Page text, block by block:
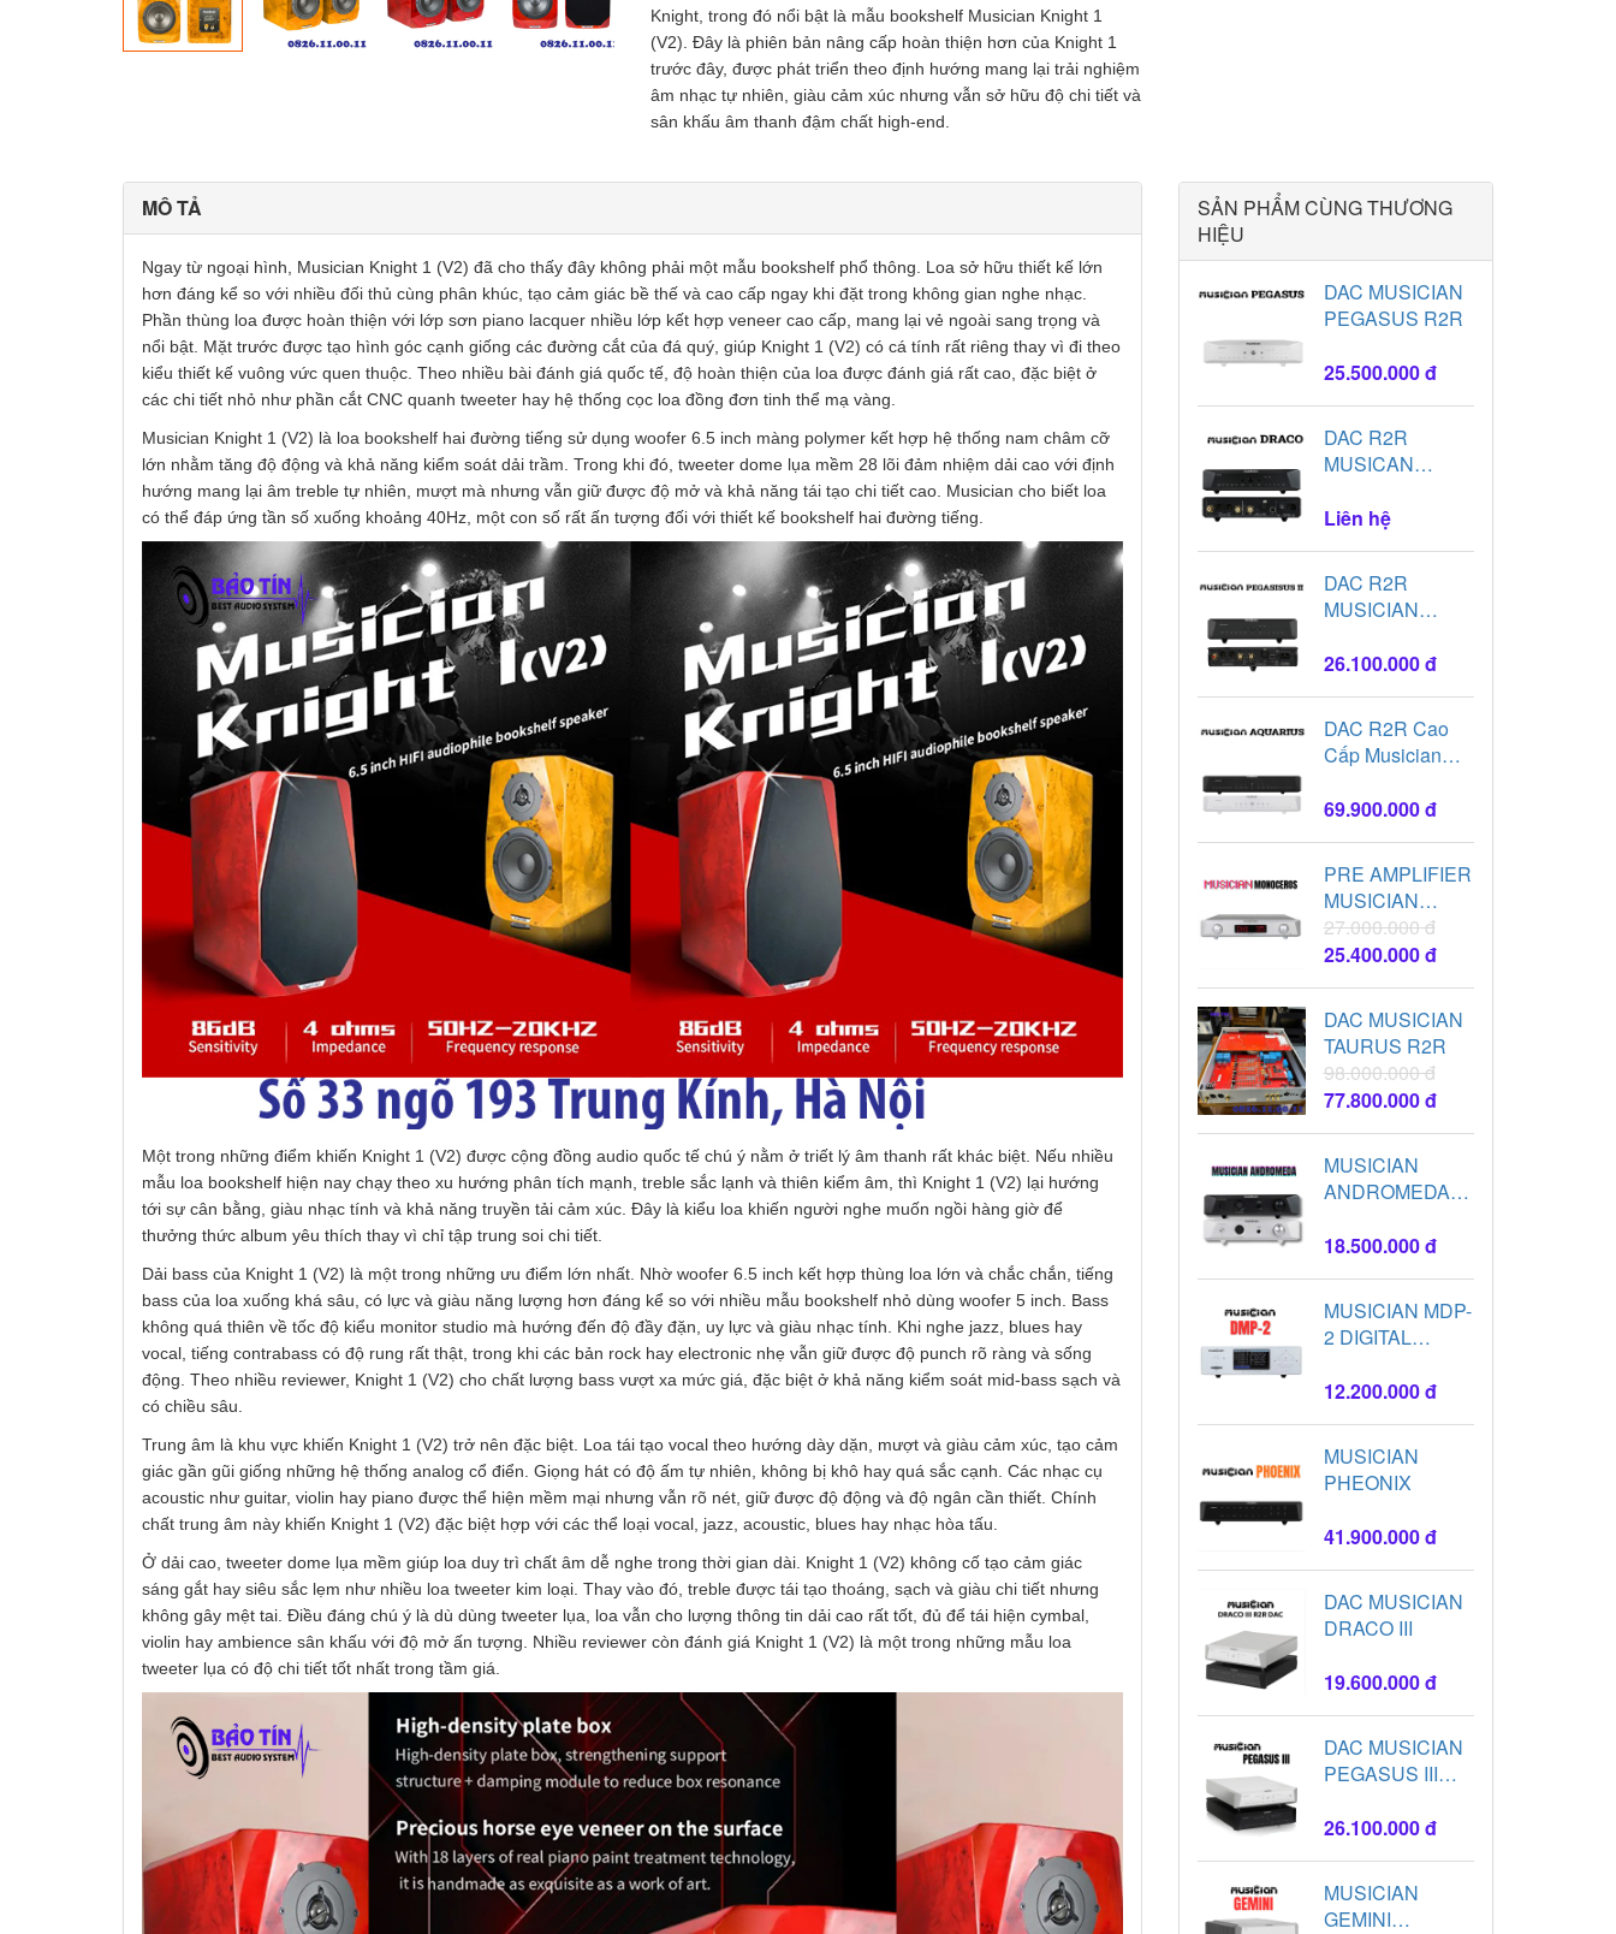
Knight, trong đó nổi bật là mẫu bookshelf Musician Knight 1
(V2). Đây là phiên bản nâng cấp hoàn thiện hơn của Knight 1
trước đây, được phát triển theo định hướng mang lại trải nghiệm
âm nhạc tự nhiên, giàu cảm xúc nhưng vẫn sở hữu độ chi tiết và
sân khấu âm thanh đậm chất high-end.
MÔ TẢ
Ngay từ ngoại hình, Musician Knight 1 (V2) đã cho thấy đây không phải một mẫu bookshelf phổ thông. Loa sở hữu thiết kế lớn
hơn đáng kể so với nhiều đối thủ cùng phân khúc, tạo cảm giác bề thế và cao cấp ngay khi đặt trong không gian nghe nhạc.
Phần thùng loa được hoàn thiện với lớp sơn piano lacquer nhiều lớp kết hợp veneer cao cấp, mang lại vẻ ngoài sang trọng và
nổi bật. Mặt trước được tạo hình góc cạnh giống các đường cắt của đá quý, giúp Knight 1 (V2) có cá tính rất riêng thay vì đi theo
kiểu thiết kế vuông vức quen thuộc. Theo nhiều bài đánh giá quốc tế, độ hoàn thiện của loa được đánh giá rất cao, đặc biệt ở
các chi tiết nhỏ như phần cắt CNC quanh tweeter hay hệ thống cọc loa đồng đơn tinh thể mạ vàng.
Musician Knight 1 (V2) là loa bookshelf hai đường tiếng sử dụng woofer 6.5 inch màng polymer kết hợp hệ thống nam châm cỡ
lớn nhằm tăng độ động và khả năng kiểm soát dải trầm. Trong khi đó, tweeter dome lụa mềm 28 lõi đảm nhiệm dải cao với định
hướng mang lại âm treble tự nhiên, mượt mà nhưng vẫn giữ được độ mở và khả năng tái tạo chi tiết cao. Musician cho biết loa
có thể đáp ứng tần số xuống khoảng 40Hz, một con số rất ấn tượng đối với thiết kế bookshelf hai đường tiếng.
Một trong những điểm khiến Knight 1 (V2) được cộng đồng audio quốc tế chú ý nằm ở triết lý âm thanh rất khác biệt. Nếu nhiều
mẫu loa bookshelf hiện nay chạy theo xu hướng phân tích mạnh, treble sắc lạnh và thiên kiểm âm, thì Knight 1 (V2) lại hướng
tới sự cân bằng, giàu nhạc tính và khả năng truyền tải cảm xúc. Đây là kiểu loa khiến người nghe muốn ngồi hàng giờ để
thưởng thức album yêu thích thay vì chỉ tập trung soi chi tiết.
Dải bass của Knight 1 (V2) là một trong những ưu điểm lớn nhất. Nhờ woofer 6.5 inch kết hợp thùng loa lớn và chắc chắn, tiếng
bass của loa xuống khá sâu, có lực và giàu năng lượng hơn đáng kể so với nhiều mẫu bookshelf nhỏ dùng woofer 5 inch. Bass
không quá thiên về tốc độ kiểu monitor studio mà hướng đến độ đầy đặn, uy lực và giàu nhạc tính. Khi nghe jazz, blues hay
vocal, tiếng contrabass có độ rung rất thật, trong khi các bản rock hay electronic nhẹ vẫn giữ được độ punch rõ ràng và sống
động. Theo nhiều reviewer, Knight 1 (V2) cho chất lượng bass vượt xa mức giá, đặc biệt ở khả năng kiểm soát mid-bass sạch và
có chiều sâu.
Trung âm là khu vực khiến Knight 1 (V2) trở nên đặc biệt. Loa tái tạo vocal theo hướng dày dặn, mượt và giàu cảm xúc, tạo cảm
giác gần gũi giống những hệ thống analog cổ điển. Giọng hát có độ ấm tự nhiên, không bị khô hay quá sắc cạnh. Các nhạc cụ
acoustic như guitar, violin hay piano được thể hiện mềm mại nhưng vẫn rõ nét, giữ được độ động và độ ngân cần thiết. Chính
chất trung âm này khiến Knight 1 (V2) đặc biệt hợp với các thể loại vocal, jazz, acoustic, blues hay nhạc hòa tấu.
Ở dải cao, tweeter dome lụa mềm giúp loa duy trì chất âm dễ nghe trong thời gian dài. Knight 1 (V2) không cố tạo cảm giác
sáng gắt hay siêu sắc lẹm như nhiều loa tweeter kim loại. Thay vào đó, treble được tái tạo thoáng, sạch và giàu chi tiết nhưng
không gây mệt tai. Điều đáng chú ý là dù dùng tweeter lụa, loa vẫn cho lượng thông tin dải cao rất tốt, đủ để tái hiện cymbal,
violin hay ambience sân khấu với độ mở ấn tượng. Nhiều reviewer còn đánh giá Knight 1 (V2) là một trong những mẫu loa
tweeter lụa có độ chi tiết tốt nhất trong tầm giá.
SẢN PHẨM CÙNG THƯƠNG
HIỆU
DAC MUSICIAN
PEGASUS R2R
25.500.000 đ
DAC R2R
MUSICAN
Liên hệ
DAC R2R
MUSICIAN
26.100.000 đ
DAC R2R Cao
Cấp Musician
đỉnh
69.900.000 đ
PRE AMPLIFIER
MUSICIAN
MONOCEROS
27.000.000 đ
25.400.000 đ
DAC MUSICIAN
TAURUS R2R
98.000.000 đ
77.800.000 đ
MUSICIAN
ANDROMEDA
18.500.000 đ
MUSICIAN MDP-
2 DIGITAL
12.200.000 đ
MUSICIAN
PHEONIX
41.900.000 đ
DAC MUSICIAN
DRACO III
19.600.000 đ
DAC MUSICIAN
PEGASUS III
26.100.000 đ
MUSICIAN
GEMINI